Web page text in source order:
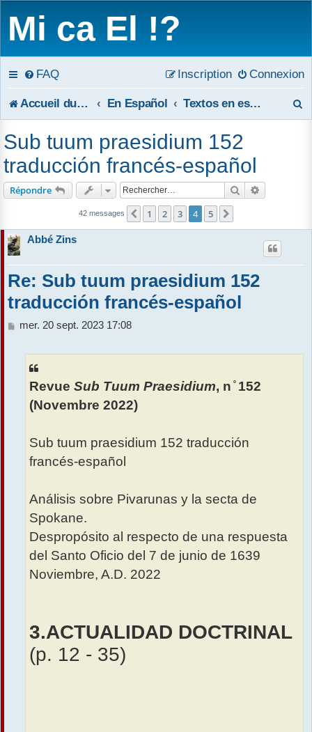
Mi ca El !?
FAQ Connexion
Inscription
Accueil du forum En Español Textos en español
r
Sub tuum praesidium 152
traducción francés-español
Répondre Rechercher
42 messages Précédent
1 2 3 4 5
Abbé Zins
Re: Sub tuum praesidium 152
traducción francés-español
M
mer. 20 sept. 2023 17:08
Revue Sub Tuum Praesidium, n ̊ 152
(Novembre 2022)
Sub tuum praesidium 152 traducción
francés-español
Análisis sobre Pivarunas y la secta de
Spokane.
Despropósito al respecto de una respuesta
del Santo Oficio del 7 de junio de 1639
Noviembre, A.D. 2022
3.ACTUALIDAD DOCTRINAL
(p. 12 - 35)